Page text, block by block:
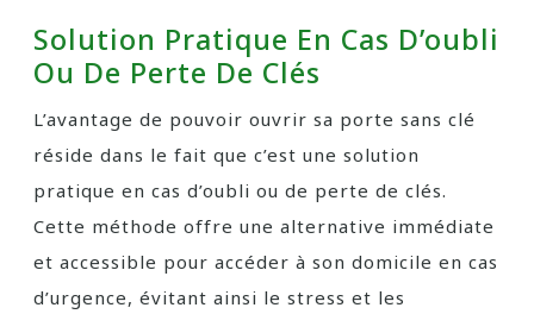
Solution Pratique En Cas D’oubli
Ou De Perte De Clés
L’avantage de pouvoir ouvrir sa porte sans clé
réside dans le fait que c’est une solution
pratique en cas d’oubli ou de perte de clés.
Cette méthode offre une alternative immédiate
et accessible pour accéder à son domicile en cas
d’urgence, évitant ainsi le stress et les